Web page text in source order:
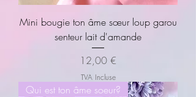
Mini bougie ton âme sœur loup garou
senteur lait d'amande
Prix
12,00 €
TVA Incluse
Qui est ton âme soeur?